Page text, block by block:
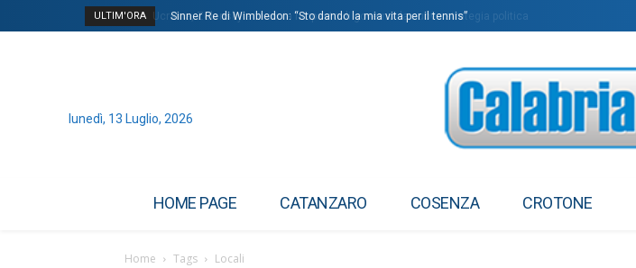
ULTIM'ORA Ucraina, Zelensky annuncia rimpasto di governo: la nuova strategia politica
Sinner Re di Wimbledon: “Sto dando la mia vita per il tennis”
lunedì, 13 Luglio, 2026
HOME PAGE CATANZARO COSENZA CROTONE
Home Tags Locali